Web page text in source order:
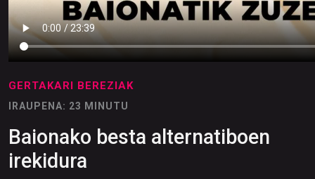
GERTAKARI BEREZIAK
IRAUPENA: 23 MINUTU
Baionako besta alternatiboen
irekidura